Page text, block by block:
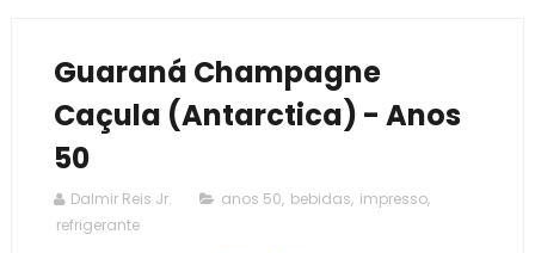
Guaraná Champagne
Caçula (Antarctica) - Anos
50
Dalmir Reis Jr. anos 50, bebidas, impresso,
refrigerante